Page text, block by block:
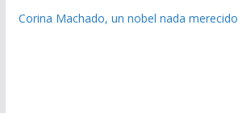
Corina Machado, un nobel nada merecido